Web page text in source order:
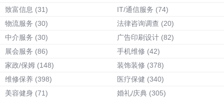
致富信息 (31) IT/通信服务 (74)
物流服务 (30) 法律咨询调查 (20)
中介服务 (30) 广告印刷设计 (82)
展会服务 (86) 手机维修 (42)
家政/保姆 (148) 装饰装修 (378)
维修保养 (398) 医疗保健 (340)
美容健身 (71) 婚礼/庆典 (305)